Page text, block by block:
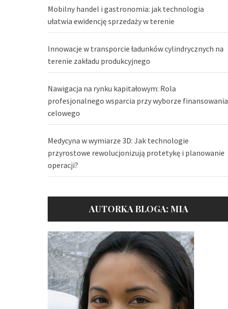
Mobilny handel i gastronomia: jak technologia
ułatwia ewidencję sprzedaży w terenie
Innowacje w transporcie ładunków cylindrycznych na
terenie zakładu produkcyjnego
Nawigacja na rynku kapitałowym: Rola
profesjonalnego wsparcia przy wyborze finansowania
celowego
Medycyna w wymiarze 3D: Jak technologie
przyrostowe rewolucjonizują protetykę i planowanie
operacji?
AUTORKA BLOGA: MIA